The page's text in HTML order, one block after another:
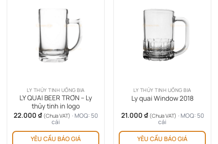
LY THỦY TINH UỐNG BIA
LY QUAI BEER TRƠN – Ly
thủy tinh in logo
22.000 ₫ (Chưa VAT) · MOQ: 50
cái
YÊU CẦU BÁO GIÁ
LY THỦY TINH UỐNG BIA
Ly quai Window 2018
21.000 ₫ (Chưa VAT) · MOQ: 50
cái
YÊU CẦU BÁO GIÁ